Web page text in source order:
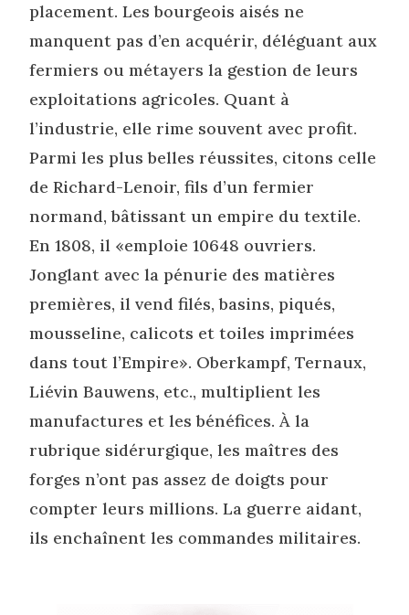
placement. Les bourgeois aisés ne
manquent pas d’en acquérir, déléguant aux
fermiers ou métayers la gestion de leurs
exploitations agricoles. Quant à
l’industrie, elle rime souvent avec profit.
Parmi les plus belles réussites, citons celle
de Richard-Lenoir, fils d’un fermier
normand, bâtissant un empire du textile.
En 1808, il «emploie 10648 ouvriers.
Jonglant avec la pénurie des matières
premières, il vend filés, basins, piqués,
mousseline, calicots et toiles imprimées
dans tout l’Empire». Oberkampf, Ternaux,
Liévin Bauwens, etc., multiplient les
manufactures et les bénéfices. À la
rubrique sidérurgique, les maîtres des
forges n’ont pas assez de doigts pour
compter leurs millions. La guerre aidant,
ils enchaînent les commandes militaires.